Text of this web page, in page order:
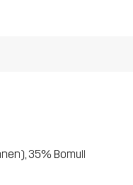
35% Bomull